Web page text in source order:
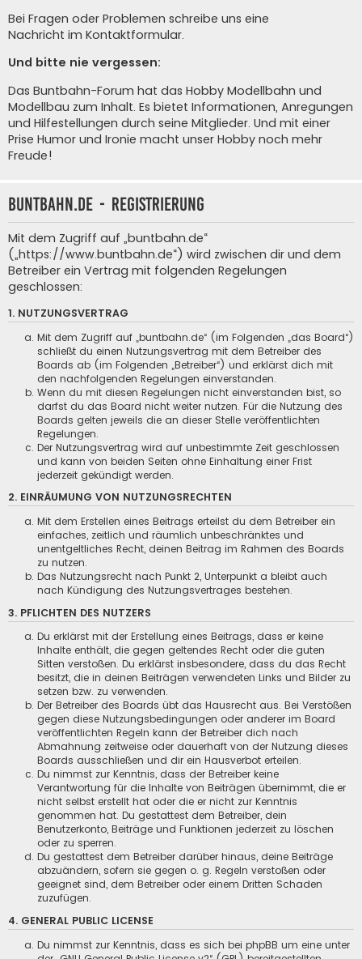
Bei Fragen oder Problemen schreibe uns eine
Nachricht im Kontaktformular.
Und bitte nie vergessen:
Das Buntbahn-Forum hat das Hobby Modellbahn und
Modellbau zum Inhalt. Es bietet Informationen, Anregungen
und Hilfestellungen durch seine Mitglieder. Und mit einer
Prise Humor und Ironie macht unser Hobby noch mehr
Freude!
buntbahn.de - Registrierung
Mit dem Zugriff auf „buntbahn.de“
(„https://www.buntbahn.de“) wird zwischen dir und dem
Betreiber ein Vertrag mit folgenden Regelungen
geschlossen:
1. NUTZUNGSVERTRAG
Mit dem Zugriff auf „buntbahn.de“ (im Folgenden „das Board“)
schließt du einen Nutzungsvertrag mit dem Betreiber des
Boards ab (im Folgenden „Betreiber“) und erklärst dich mit
den nachfolgenden Regelungen einverstanden.
Wenn du mit diesen Regelungen nicht einverstanden bist, so
darfst du das Board nicht weiter nutzen. Für die Nutzung des
Boards gelten jeweils die an dieser Stelle veröffentlichten
Regelungen.
Der Nutzungsvertrag wird auf unbestimmte Zeit geschlossen
und kann von beiden Seiten ohne Einhaltung einer Frist
jederzeit gekündigt werden.
2. EINRÄUMUNG VON NUTZUNGSRECHTEN
Mit dem Erstellen eines Beitrags erteilst du dem Betreiber ein
einfaches, zeitlich und räumlich unbeschränktes und
unentgeltliches Recht, deinen Beitrag im Rahmen des Boards
zu nutzen.
Das Nutzungsrecht nach Punkt 2, Unterpunkt a bleibt auch
nach Kündigung des Nutzungsvertrages bestehen.
3. PFLICHTEN DES NUTZERS
Du erklärst mit der Erstellung eines Beitrags, dass er keine
Inhalte enthält, die gegen geltendes Recht oder die guten
Sitten verstoßen. Du erklärst insbesondere, dass du das Recht
besitzt, die in deinen Beiträgen verwendeten Links und Bilder zu
setzen bzw. zu verwenden.
Der Betreiber des Boards übt das Hausrecht aus. Bei Verstößen
gegen diese Nutzungsbedingungen oder anderer im Board
veröffentlichten Regeln kann der Betreiber dich nach
Abmahnung zeitweise oder dauerhaft von der Nutzung dieses
Boards ausschließen und dir ein Hausverbot erteilen.
Du nimmst zur Kenntnis, dass der Betreiber keine
Verantwortung für die Inhalte von Beiträgen übernimmt, die er
nicht selbst erstellt hat oder die er nicht zur Kenntnis
genommen hat. Du gestattest dem Betreiber, dein
Benutzerkonto, Beiträge und Funktionen jederzeit zu löschen
oder zu sperren.
Du gestattest dem Betreiber darüber hinaus, deine Beiträge
abzuändern, sofern sie gegen o. g. Regeln verstoßen oder
geeignet sind, dem Betreiber oder einem Dritten Schaden
zuzufügen.
4. GENERAL PUBLIC LICENSE
Du nimmst zur Kenntnis, dass es sich bei phpBB um eine unter